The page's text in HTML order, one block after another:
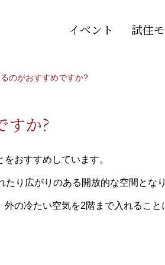
イベント 試住
のがおすすめですか?
すか?
おすすめしています。
り広がりのある開放的な空間となり
の冷たい空気を2階まで入れるこ